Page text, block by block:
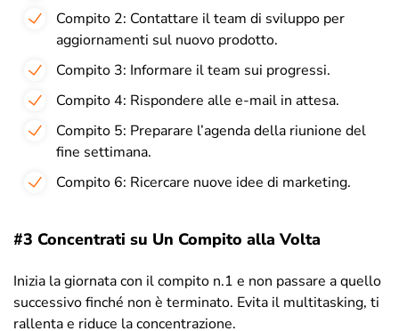
Compito 2: Contattare il team di sviluppo per
aggiornamenti sul nuovo prodotto.
Compito 3: Informare il team sui progressi.
Compito 4: Rispondere alle e-mail in attesa.
Compito 5: Preparare l’agenda della riunione del
fine settimana.
Compito 6: Ricercare nuove idee di marketing.
#3 Concentrati su Un Compito alla Volta
Inizia la giornata con il compito n.1 e non passare a quello
successivo finché non è terminato. Evita il multitasking, ti
rallenta e riduce la concentrazione.